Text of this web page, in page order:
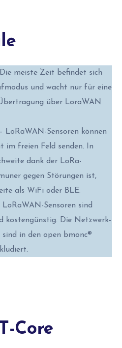
meiste Zeit befindet sich
und wacht nur für eine
über LoraWAN
– LoRaWAN-Sensoren können
im freien Feld senden. In
dank der LoRa-
gegen Störungen ist,
als WiFi oder BLE.
LoRaWAN-Sensoren sind
kostengünstig. Die Netzwerk-
in den open bmonc®
Core